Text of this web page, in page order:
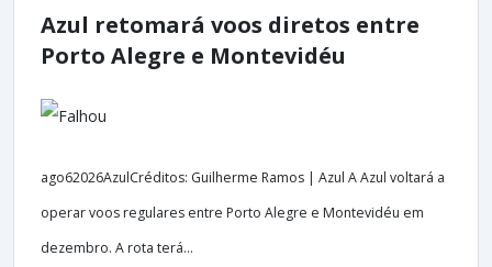
Azul retomará voos diretos entre
Porto Alegre e Montevidéu
ago62026AzulCréditos: Guilherme Ramos | Azul A Azul voltará a
operar voos regulares entre Porto Alegre e Montevidéu em
dezembro. A rota terá...